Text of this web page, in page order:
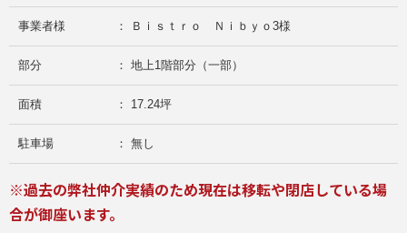
事業者様 ： Ｂｉｓｔｒｏ Ｎｉｂｙｏ3様
部分 ： 地上1階部分（一部）
面積 ： 17.24坪
駐車場 ： 無し
※過去の弊社仲介実績のため現在は移転や閉店している場
合が御座います。